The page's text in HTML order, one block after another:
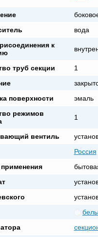
вода
к
труб секции
1
поверхности
эмаль
режимов
1
вентиль
Россия